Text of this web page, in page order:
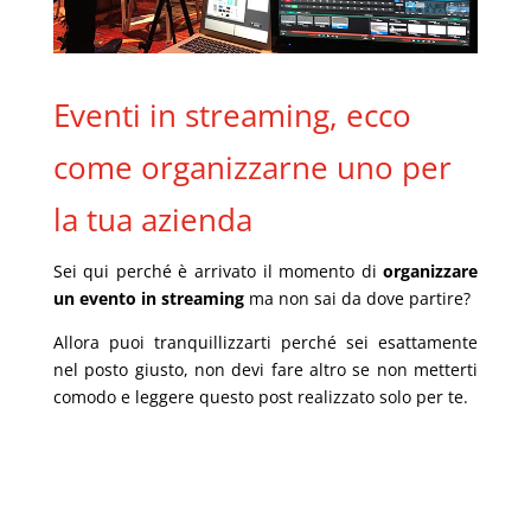
Eventi in streaming, ecco
come organizzarne uno per
la tua azienda
Sei qui perché è arrivato il momento diorganizzare
un evento in streamingma non sai da dove partire?
Allora puoi tranquillizzarti perché sei esattamente
nel posto giusto, non devi fare altrose non metterti
comodo e leggere questo post realizzato solo per te.